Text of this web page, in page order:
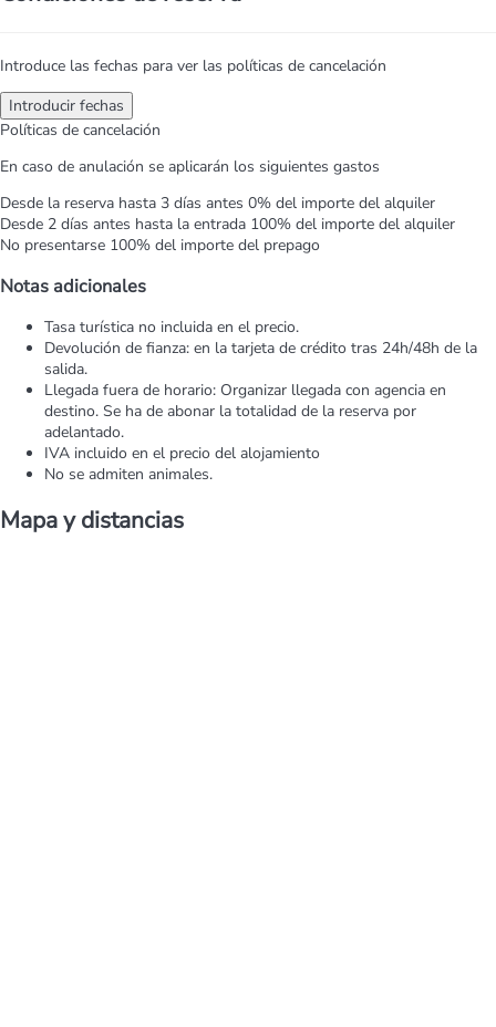
Introduce las fechas para ver las políticas de cancelación
Introducir fechas
Políticas de cancelación
En caso de anulación se aplicarán los siguientes gastos
Desde la reserva hasta 3 días antes 0% del importe del alquiler
Desde 2 días antes hasta la entrada 100% del importe del alquiler
No presentarse 100% del importe del prepago
Notas adicionales
Tasa turística no incluida en el precio.
Devolución de fianza: en la tarjeta de crédito tras 24h/48h de la
salida.
Llegada fuera de horario: Organizar llegada con agencia en
destino. Se ha de abonar la totalidad de la reserva por
adelantado.
IVA incluido en el precio del alojamiento
No se admiten animales.
Mapa y distancias